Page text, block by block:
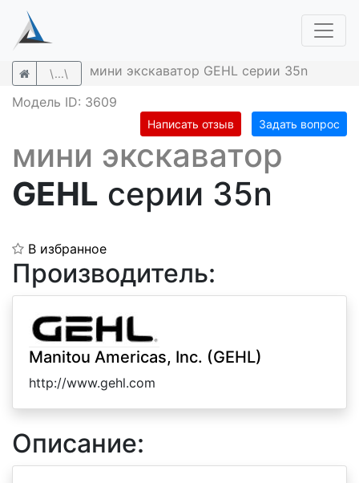
\...\
мини экскаватор GEHL серии 35n
Модель ID: 3609
Написать отзыв Задать вопрос
мини экскаватор
GEHL серии 35n
В избранное
Производитель:
Manitou Americas, Inc. (GEHL)
http://www.gehl.com
Описание: